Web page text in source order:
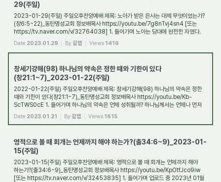
29(주일)
2023-01-29(주일) 주일오후찬양예배 제목: 노아가 받은 은사는 대체 무엇이었는가?
(창6:5~22)_동탄명성교회 정보배목사 https://youtu.be/7g8nTvj4sn4 [또는
https://tv.naver.com/v/32764038] 1. 들어가며 노아는 당대에 완전한 자였다.
다시 말해 흠이 없는 ...
Date 2023.01.29 By갈렙 Views 1416
창세기강해(98) 하나님의 약속은 정한 때와 기한이 있다
(창21:1~7)_2023-01-22(주일)
2022-01-22(주일) 주일오후찬양예배 제목: 창세기강해(98) 하나님의 약속은 정한
때와 기한이 있다(창21:1~7)_동탄명성교회 정보배목사 https://youtu.be/Kb-
ScTWS0cE 1. 들어가며 하나님의 약속은 언제 성취될까? 하나님께서는 언제나 먼저
약속을 하신 다음...
Date 2023.01.21 By갈렙 Views 1615
영적으로 볼 때 회개는 언제까지 해야 하는가?(출34:6~9)_2023-01-
15(주일)
2023-01-15(주일) 주일오후찬양예배 제목: 영적으로 볼 때 회개는 언제까지 해야
하는가?(출34:6~9)_동탄명성교회 정보배목사 https://youtu.be/KpOtfJco9iw
[또는 https://tv.naver.com/v/32453835] 1. 들어가며 업로드 중 2023년 01월